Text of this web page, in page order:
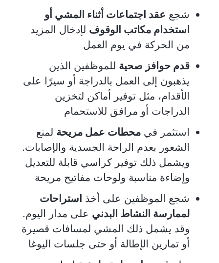
شجع عقد اجتماعات أثناء المشي أو
استخدام مكاتب الوقوف لإدخال المزيد
من الحركة في يوم العمل
قدم حوافز صحية للموظفين الذين
يذهبون إلى العمل بالدراجة أو سيرًا على
الأقدام، مثل توفير أماكن لتخزين
الدراجات أو مرافق للاستحمام
استثمر في محطات عمل مريحة لمنع
الشعور بعدم الراحة الجسدية والإصابات.
ويشمل ذلك توفير كراسي قابلة للتعديل
وإضاءة مناسبة ولوحات مفاتيح مريحة
شجع الموظفين على أخذ استراحات
لممارسة النشاط البدني على مدار اليوم.
وقد يشمل ذلك المشي لمسافات قصيرة
أو تمارين الإطالة أو حتى جلسات اليوغا